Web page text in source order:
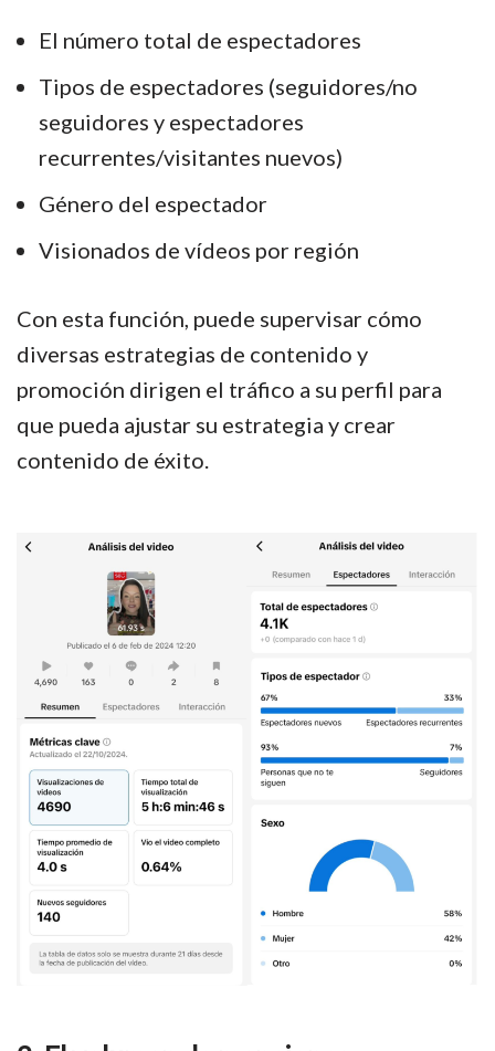
El número total de espectadores
Tipos de espectadores (seguidores/no
seguidores y espectadores
recurrentes/visitantes nuevos)
Género del espectador
Visionados de vídeos por región
Con esta función, puede supervisar cómo
diversas estrategias de contenido y
promoción dirigen el tráfico a su perfil para
que pueda ajustar su estrategia y crear
contenido de éxito.